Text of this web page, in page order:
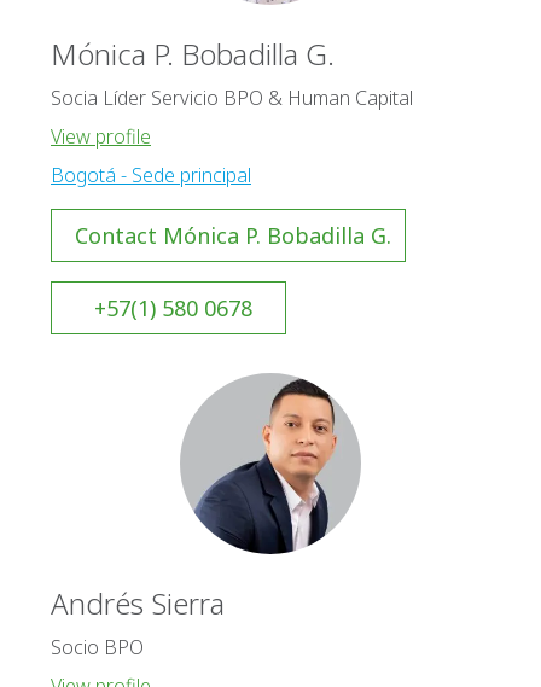
Mónica P. Bobadilla G.
Socia Líder Servicio BPO & Human Capital
View profile
Bogotá - Sede principal
Contact Mónica P. Bobadilla G.
+57(1) 580 0678
Andrés Sierra
Socio BPO